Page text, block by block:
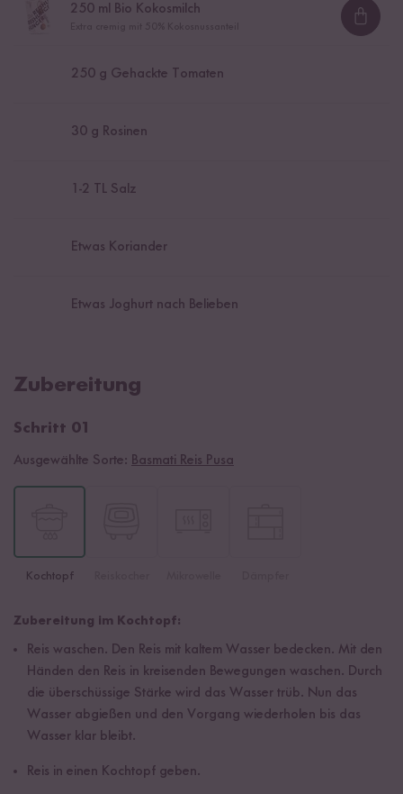
250 ml Bio Kokosmilch
250 g Gehackte Tomaten
30 g Rosinen
1 -2 TL Salz
Etwas Koriander
Etwas Joghurt nach Belieben
Zubereitung
Schritt 01
Ausgewählte Sorte: Basmati Reis Pusa
Kochtopf
Zubereitung im Kochtopf:
Reis waschen. Den Reis mit kaltem Wasser bedecken. Mit den
Händen den Reis in kreisenden Bewegungen waschen. Durch
die überschüssige Stärke wird das Wasser trüb. Nun das
Wasser abgießen und den Vorgang wiederholen bis das
Wasser klar bleibt.
Reis in einen Kochtopf geben.